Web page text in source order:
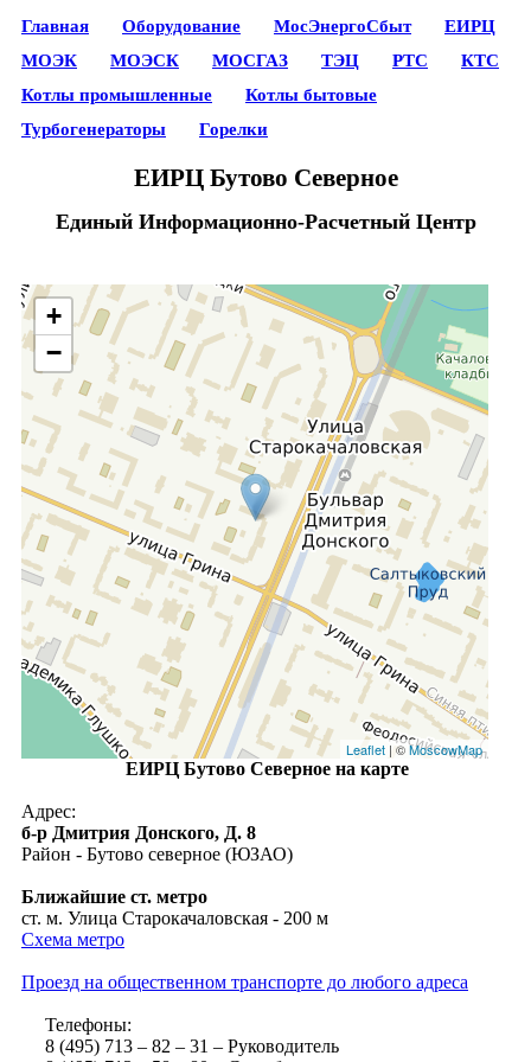
Главная Оборудование МосЭнергоСбыт
ЕИРЦ
МОЭК
МОЭСК МОСГАЗ ТЭЦ РТС
КТС
Котлы промышленные
Котлы бытовые
Турбогенераторы
Горелки
ЕИРЦ Бутово Северное
Единый Информационно-Расчетный Центр
+
−
Leaflet| ©MoscowMap
ЕИРЦ Бутово Северное на карте
Адрес:
б-р Дмитрия Донского, Д. 8
Район - Бутово северное (ЮЗАО)
Ближайшие ст. метро
ст. м. Улица Старокачаловская - 200 м
Схема метро
Проезд на общественном транспорте до любого адреса
Телефоны:
8 (495) 713 – 82 – 31 – Руководитель